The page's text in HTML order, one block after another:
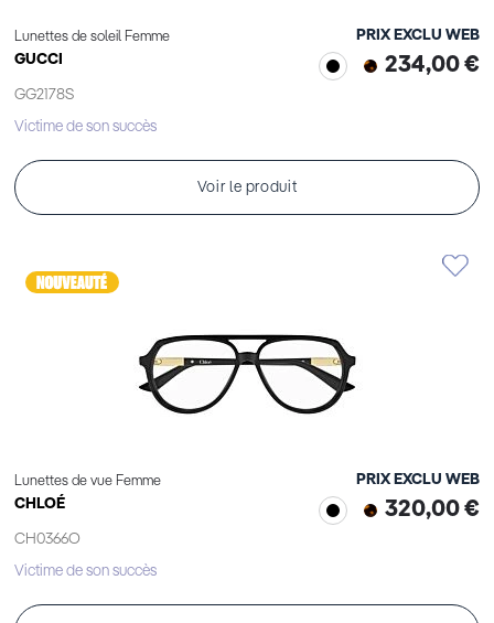
Lunettes de soleil Femme
GUCCI
GG2178S
PRIX EXCLU WEB
234,00 €
Victime de son succès
Voir le produit
Lunettes de vue Femme
CHLOÉ
CH0366O
PRIX EXCLU WEB
320,00 €
Victime de son succès